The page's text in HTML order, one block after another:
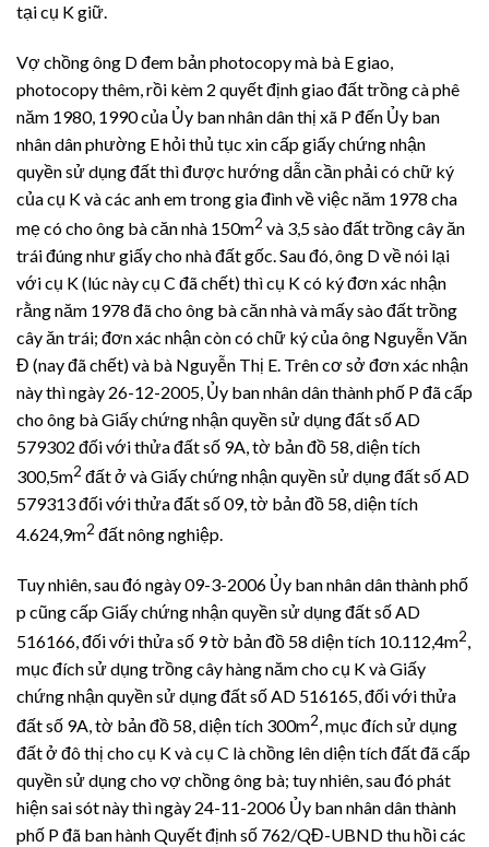
tại cụ K giữ.
Vợ chồng ông D đem bản photocopy mà bà E giao,
photocopy thêm, rồi kèm 2 quyết định giao đất trồng cà phê
năm 1980, 1990 của Ủy ban nhân dân thị xã P đến Ủy ban
nhân dân phường E hỏi thủ tục xin cấp giấy chứng nhận
quyền sử dụng đất thì được hướng dẫn cần phải có chữ ký
của cụ K và các anh em trong gia đình về việc năm 1978 cha
mẹ có cho ông bà căn nhà 150m2 và 3,5 sào đất trồng cây ăn
trái đúng như giấy cho nhà đất gốc. Sau đó, ông D về nói lại
với cụ K (lúc này cụ C đã chết) thì cụ K có ký đơn xác nhận
rằng năm 1978 đã cho ông bà căn nhà và mấy sào đất trồng
cây ăn trái; đơn xác nhận còn có chữ ký của ông Nguyễn Văn
Đ (nay đã chết) và bà Nguyễn Thị E. Trên cơ sở đơn xác nhận
này thì ngày 26-12-2005, Ủy ban nhân dân thành phố P đã cấp
cho ông bà Giấy chứng nhận quyền sử dụng đất số AD
579302 đối với thửa đất số 9A, tờ bản đồ 58, diện tích
300,5m2 đất ở và Giấy chứng nhận quyền sử dụng đất số AD
579313 đối với thửa đất số 09, tờ bản đồ 58, diện tích
4.624,9m2 đất nông nghiệp.
Tuy nhiên, sau đó ngày 09-3-2006 Ủy ban nhân dân thành phố
p cũng cấp Giấy chứng nhận quyền sử dụng đất số AD
516166, đối với thửa số 9 tờ bản đồ 58 diện tích 10.112,4m2,
mục đích sử dụng trồng cây hàng năm cho cụ K và Giấy
chứng nhận quyền sử dụng đất số AD 516165, đối với thửa
đất số 9A, tờ bản đồ 58, diện tích 300m2, mục đích sử dụng
đất ở đô thị cho cụ K và cụ C là chồng lên diện tích đất đã cấp
quyền sử dụng cho vợ chồng ông bà; tuy nhiên, sau đó phát
hiện sai sót này thì ngày 24-11-2006 Ủy ban nhân dân thành
phố P đã ban hành Quyết định số 762/QĐ-UBND thu hồi các